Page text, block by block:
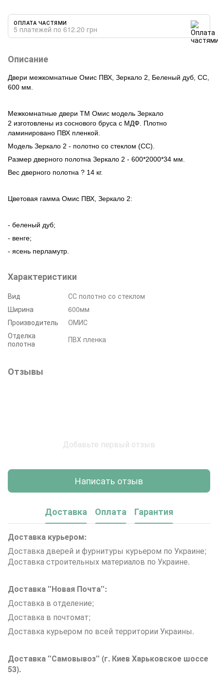
ОПЛАТА ЧАСТЯМИ
5 платежей по 612.20 грн
Описание
Двери межкомнатные Омис ПВХ, Зеркало 2, Беленый дуб, СС,
600 мм.
Межкомнатные двери ТМ Омис модель Зеркало
2 изготовлены из соснового бруса с МДФ. Плотно
ламинировано ПВХ пленкой.
Модель Зеркало 2 - полотно со стеклом (СС).
Размер дверного полотна Зеркало 2 - 600*2000*34 мм.
Вес дверного полотна ? 14 кг.
Цветовая гамма Омис ПВХ, Зеркало 2:
- беленый дуб;
- венге;
- ясень перламутр
Характеристики
Вид
СС полотно со стеклом
Ширина
600мм
Производитель
ОМИС
Отделка
полотна
ПВХ пленка
Отзывы
Добавьте первый отзыв
Написать отзыв
Доставка Оплата Гарантия
Доставка курьером:
Доставка дверей и фурнитуры курьером по Украине;
Доставка строительных материалов по Украине.
Доставка "Новая Почта":
Доставка в отделение;
Доставка в почтомат;
Доставка курьером по всей территории Украины.
Доставка "Самовывоз" (г. Киев Харьковское шоссе
53).